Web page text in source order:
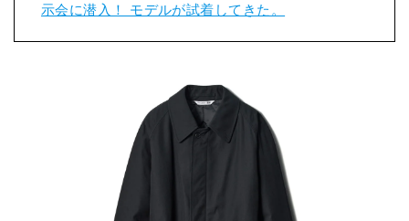
示会に潜入！ モデルが試着してきた。